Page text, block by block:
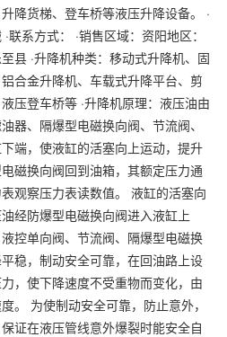
降货梯、登车桥等液压升降设备。 ·
系方式： ·销售区域：资阳地区：
县 ·升降机种类：移动式升降机、固
合金升降机、车载式升降平台、剪
压登车桥等 ·升降机原理：液压油由
器、隔爆型电磁换向阀、节流阀、
端，使液缸的活塞向上运动，提升
磁换向阀回到油箱，其额定压力通
观察压力表读数值。 液缸的活塞向
经防爆型电磁换向阀进入液缸上
控单向阀、节流阀、隔爆型电磁换
稳，制动安全可靠，在回油路上设
，使下降速度不受重物而变化，由
。 为使制动安全可靠，防止意外，
证在液压管线意外爆裂时能安全自